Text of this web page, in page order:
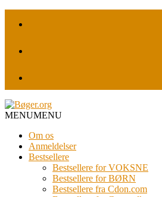
MENUMENU
Om os
Anmeldelser
Bestsellere
Bestsellere for VOKSNE
Bestsellere for BØRN
Bestsellere fra Cdon.com